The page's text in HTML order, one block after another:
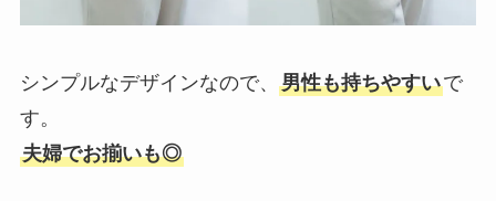
シンプルなデザインなので、 男性も持ちやすいで
す。
夫婦でお揃いも◎